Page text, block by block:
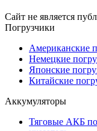
Сайт не является
Погрузчики
Американские
Немецкие
Японские
Китайские
Аккумуляторы
Тяговые АКБ